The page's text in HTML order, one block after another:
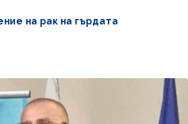
на рак на гърдата